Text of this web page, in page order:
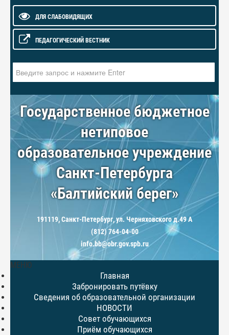
ДЛЯ СЛАБОВИДЯЩИХ
ПЕДАГОГИЧЕСКИЙ ВЕСТНИК
Государственное бюджетное
нетиповое
образовательное учреждение
Санкт-Петербурга
«Балтийский берег»
191119, Санкт-Петербург, ул. Черняховского д.49 А
(812) 764-04-00
info.bb@obr.gov.spb.ru
МЕНЮ
Главная
Забронировать путёвку
Сведения об образовательной организации
НОВОСТИ
Совет обучающихся
Приём обучающихся